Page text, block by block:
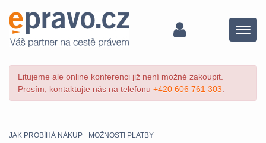
Menu
Litujeme ale online konferenci již není možné zakoupit.
Prosím, kontaktujte nás na telefonu +420 606 761 303
JAK PROBÍHÁ NÁKUP
MOŽNOSTI PLATBY